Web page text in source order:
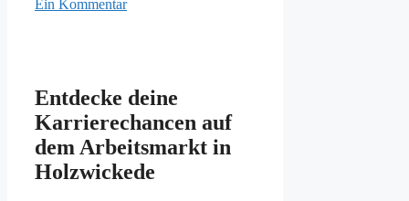
Ein Kommentar
Entdecke deine
Karrierechancen auf
dem Arbeitsmarkt in
Holzwickede